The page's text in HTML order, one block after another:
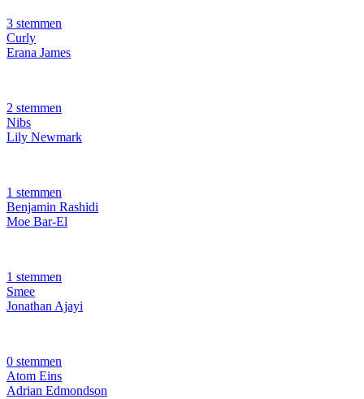
3 stemmen
Curly
Erana James
2 stemmen
Nibs
Lily Newmark
1 stemmen
Benjamin Rashidi
Moe Bar-El
1 stemmen
Smee
Jonathan Ajayi
0 stemmen
Atom Eins
Adrian Edmondson